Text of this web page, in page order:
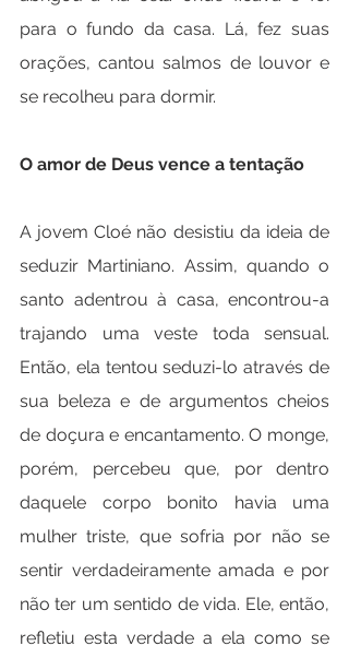
para o fundo da casa. Lá, fez suas
orações, cantou salmos de louvor e
se recolheu para dormir.
O amor de Deus vence a tentação
A jovem Cloé não desistiu da ideia de
seduzir Martiniano. Assim, quando o
santo adentrou à casa, encontrou-a
trajando uma veste toda sensual.
Então, ela tentou seduzi-lo através de
sua beleza e de argumentos cheios
de doçura e encantamento. O monge,
porém, percebeu que, por dentro
daquele corpo bonito havia uma
mulher triste, que sofria por não se
sentir verdadeiramente amada e por
não ter um sentido de vida. Ele, então,
refletiu esta verdade a ela como se